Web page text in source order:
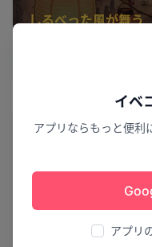
イベ
アプリならもっと便利
アプリ
しるべった風が舞う
第70回なかしべつ